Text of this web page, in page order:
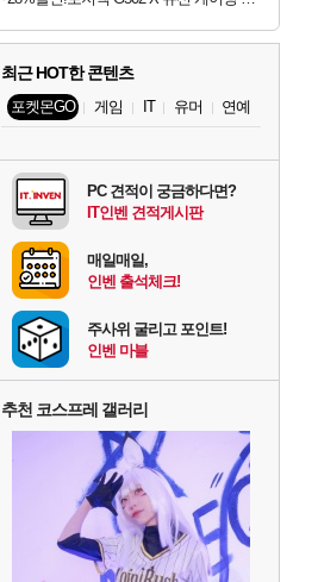
최근 HOT한 콘텐츠
포켓몬GO 게임 IT 유머 연예
PC 견적이 궁금하다면?
IT인벤 견적게시판
매일매일,
인벤 출석체크!
주사위 굴리고 포인트!
인벤 마블
추천 코스프레 갤러리